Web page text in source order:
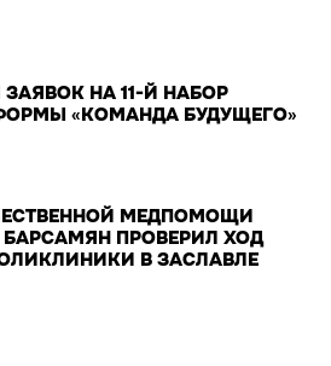
НА 11-Й НАБОР
«КОМАНДА БУДУЩЕГО»
МЕДПОМОЩИ
БАРСАМЯН ПРОВЕРИЛ ХОД
В ЗАСЛАВЛЕ